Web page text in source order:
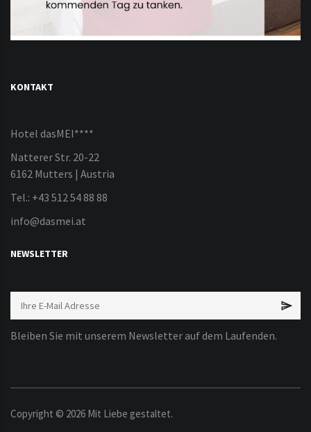
KONTAKT
Hotel dasMEI****
Natterer Str. 20-22
6162 Mutters | Austria
Tel.: +43 512 54 88 88
info@dasmei.at
NEWSLETTER
Bleiben Sie mit unserem Newsletter auf dem Laufenden.
Copyright © 2026 Mit Liebe gestaltet.